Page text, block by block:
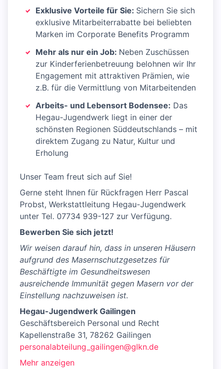
Exklusive Vorteile für Sie: Sichern Sie sich
exklusive Mitarbeiterrabatte bei beliebten
Marken im Corporate Benefits Programm
Mehr als nur ein Job: Neben Zuschüssen
zur Kinderferienbetreuung belohnen wir Ihr
Engagement mit attraktiven Prämien, wie
z.B. für die Vermittlung von Mitarbeitenden
Arbeits- und Lebensort Bodensee: Das
Hegau-Jugendwerk liegt in einer der
schönsten Regionen Süddeutschlands – mit
direktem Zugang zu Natur, Kultur und
Erholung
Unser Team freut sich auf Sie!
Gerne steht Ihnen für Rückfragen Herr Pascal
Probst, Werkstattleitung Hegau-Jugendwerk
unter Tel. 07734 939-127 zur Verfügung.
Bewerben Sie sich jetzt!
Wir weisen darauf hin, dass in unseren Häusern
aufgrund des Masernschutzgesetzes für
Beschäftigte im Gesundheitswesen
ausreichende Immunität gegen Masern vor der
Einstellung nachzuweisen ist.
Hegau-Jugendwerk Gailingen
Geschäftsbereich Personal und Recht
Kapellenstraße 31, 78262 Gailingen
personalabteilung_gailingen@glkn.de
Mehr anzeigen